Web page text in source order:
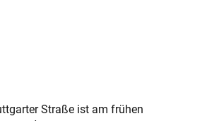
Straße ist am frühen